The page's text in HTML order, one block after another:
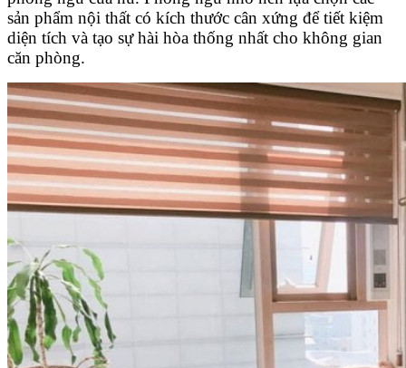
sản phẩm nội thất có kích thước cân xứng để tiết kiệm
diện tích và tạo sự hài hòa thống nhất cho không gian
căn phòng.